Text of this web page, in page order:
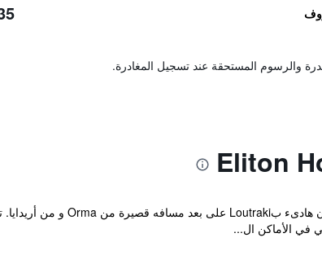
والرسوم المستحقة عند تسجيل المغادرة.
في الأماكن ال...